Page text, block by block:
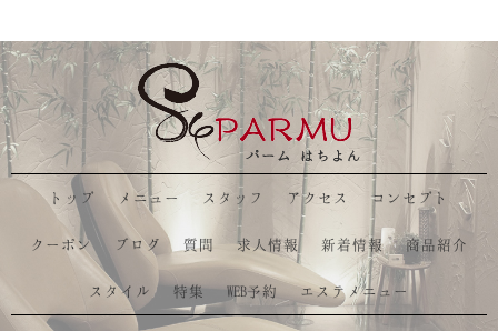
トップ メニュー スタッフ アクセス コンセプト
クーポン ブログ 質問 求人情報 新着情報 商品紹介
スタイル 特集 WEB予約 エステメニュー